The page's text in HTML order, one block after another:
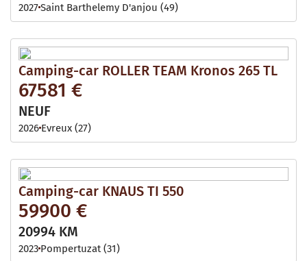
2027Saint Barthelemy D'anjou (49)
Camping-car ROLLER TEAM Kronos 265 TL
67581 €
NEUF
2026 Evreux (27)
Camping-car KNAUS TI 550
59900 €
20994 KM
2023 Pompertuzat (31)